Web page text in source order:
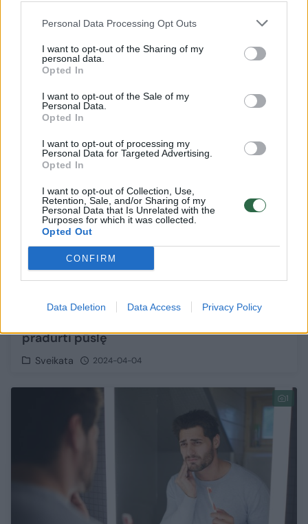
Personal Data Processing Opt Outs
I want to opt-out of the Sharing of my
personal data.
Opted In
I want to opt-out of the Sale of my
Personal Data.
Opted In
I want to opt-out of processing my
Personal Data for Targeted Advertising.
Opted In
I want to opt-out of Collection, Use,
Retention, Sale, and/or Sharing of my
Personal Data that Is Unrelated with the
Purposes for which it was collected.
Opted Out
CONFIRM
Data Deletion Data Access Privacy Policy
mirtinai infekcijai
Sveikata
pradurti pūslę
Sveikata 2024-04-04
1